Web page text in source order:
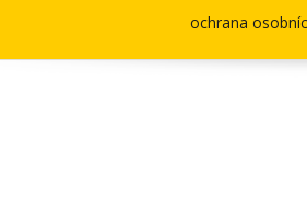
ochrana